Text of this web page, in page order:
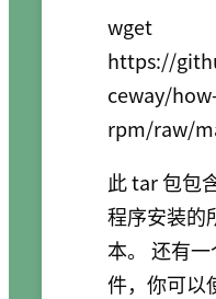
wget
https://
ceway/
rpm/raw/
此 tar 包包
程序安装的
本。 还有
件，你可以